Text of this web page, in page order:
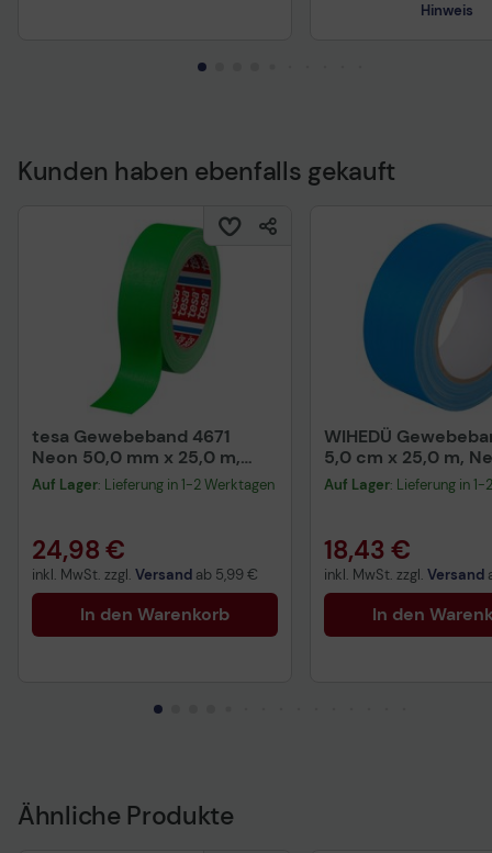
Hinweis
Technisches
Kunden haben ebenfalls gekauft
tesa Gewebeband 4671
Neon 50,0 mm x 25,0 m,
Neongrün
Auf Lager: Lieferung in 1-2 Werktagen
24,98 €
inkl. MwSt. zzgl. Versand ab 5,99 €
In den Warenkorb
WIHEDÜ
5,0 cm x 25,0 m,
Auf Lager: Lieferung in
18,43 €
inkl. MwSt. zzgl. Versand
In den
Ähnliche Produkte